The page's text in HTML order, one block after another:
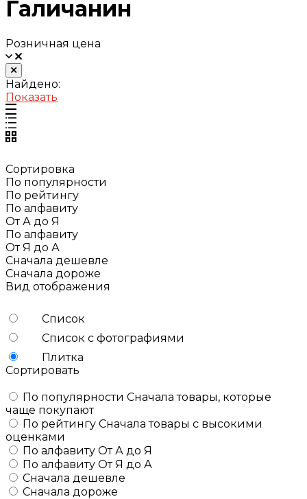
Галичанин
Розничная цена
Найдено:
Показать
Сортировка
По популярности
По рейтингу
По алфавиту
От А до Я
По алфавиту
От Я до А
Сначала дешевле
Сначала дороже
Вид отображения
Список
Список с фотографиями
Плитка
Сортировать
По популярности Сначала товары, которые
чаще покупают
По рейтингу Сначала товары с высокими
оценками
По алфавиту От А до Я
По алфавиту От Я до А
Сначала дешевле
Сначала дороже